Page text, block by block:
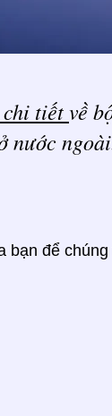
tiếtvề
nước
bạn để